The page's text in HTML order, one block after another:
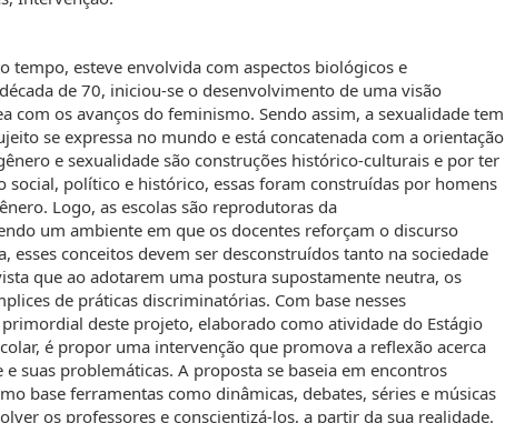
tempo, esteve envolvida com aspectos biológicos e
de 70, iniciou-se o desenvolvimento de uma visão
com os avanços do feminismo. Sendo assim, a sexualidade tem
se expressa no mundo e está concatenada com a orientação
e sexualidade são construções histórico-culturais e por ter
social, político e histórico, essas foram construídas por homens
Logo, as escolas são reprodutoras da
um ambiente em que os docentes reforçam o discurso
esses conceitos devem ser desconstruídos tanto na sociedade
que ao adotarem uma postura supostamente neutra, os
de práticas discriminatórias. Com base nesses
deste projeto, elaborado como atividade do Estágio
é propor uma intervenção que promova a reflexão acerca
suas problemáticas. A proposta se baseia em encontros
base ferramentas como dinâmicas, debates, séries e músicas
os professores e conscientizá-los, a partir da sua realidade.